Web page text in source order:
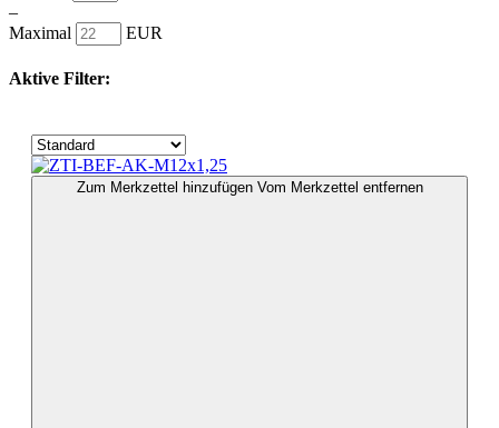
–
Maximal
EUR
Aktive Filter:
Zum Merkzettel hinzufügen Vom Merkzettel entfernen